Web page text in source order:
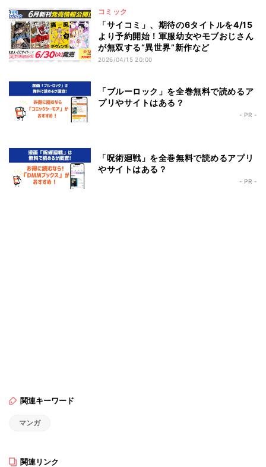
コミック
「サイコミ」、期待の6タイトルを4/15
より予約開始！軍服幼女やモブおじさん
が無双する“異世界”新作など
2026/04/15 20:00
「ブルーロック」を全巻無料で読めるア
プリやサイトはある？
- PR -
「呪術廻戦」を全巻無料で読めるアプリ
やサイトはある？
- PR -
関連キーワード
マンガ
関連リンク